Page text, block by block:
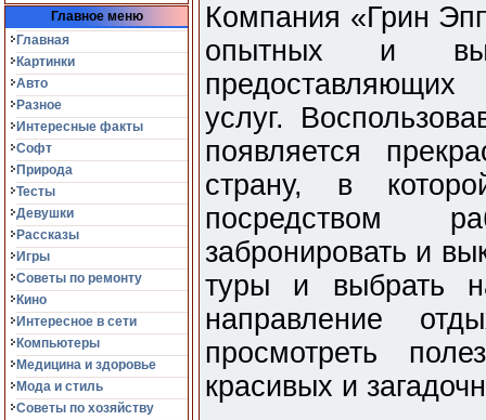
Главное меню
Главная
Картинки
Авто
Разное
Интересные факты
Софт
Природа
Тесты
Девушки
Рассказы
Игры
Советы по ремонту
Кино
Интересное в сети
Компьютеры
Медицина и здоровье
Мода и стиль
Советы по хозяйству
Компания «Грин
опытных и
предоставляющих
услуг.
появляется
страну, в
посредством
забронировать и
туры и выбрать
направление
просмотреть
красивых и